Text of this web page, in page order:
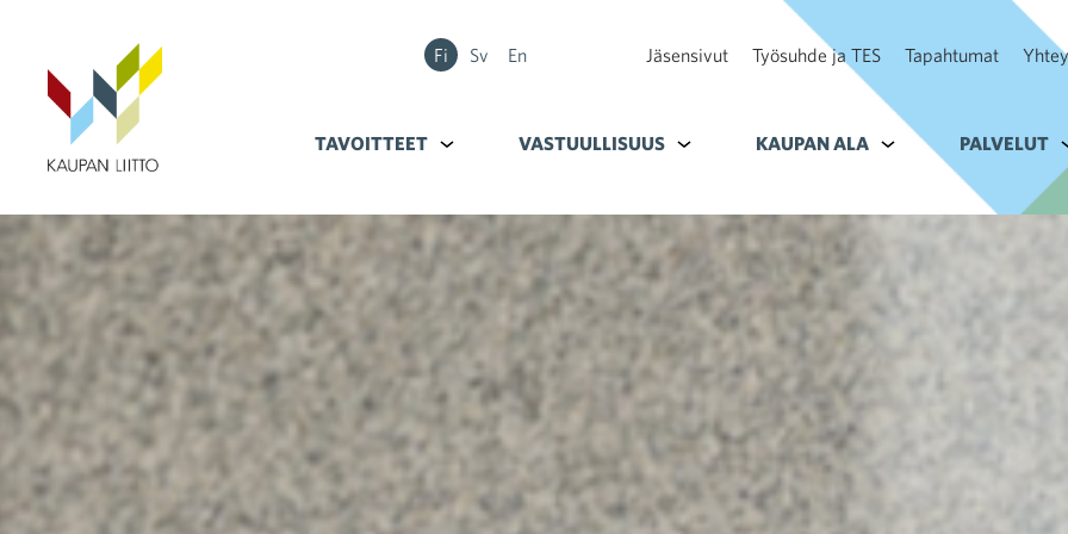
Fi Sv En Jäsensivut Työsuhde ja TES Tapahtumat
TAVOITTEET Alavalikko kohteelle Tavoitteet
VASTUULLISUUS Alavalikko kohteelle Vastuullisuus
KAUPAN ALA Alavalikko kohteelle
PALVELUT